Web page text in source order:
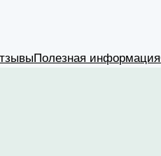
Полезная информация